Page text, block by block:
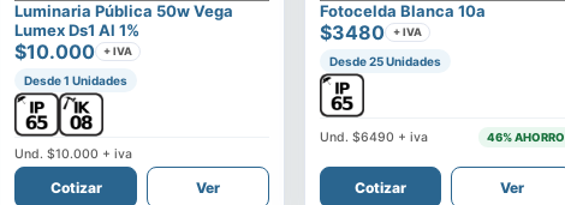
Luminaria Pública 50w Vega
Lumex Ds1 Al 1%
$10.000 + IVA
Desde 1 Unidades
Und.$10.000 + iva
Cotizar Ver
Fotocelda Blanca 10a
$3480 + IVA
Desde 25 Unidades
Und. $6490 + iva 46% AHORRO
Cotizar Ver